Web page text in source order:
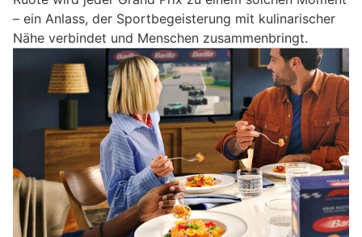
– ein Anlass, der Sportbegeisterung mit kulinarischer
Nähe verbindet und Menschen zusammenbringt.